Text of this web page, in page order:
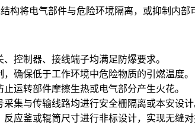
构将电气部件与危险环境隔离，或抑制内
控制器、接线端子均满足防爆要求。
确保低于工作环境中危险物质的引燃温度。
运转部件摩擦生热或电气部分产生火花。
集与传输线路均进行安全栅隔离或本安设计
应釜或辊筒尺寸进行非标设计，实现无缝对